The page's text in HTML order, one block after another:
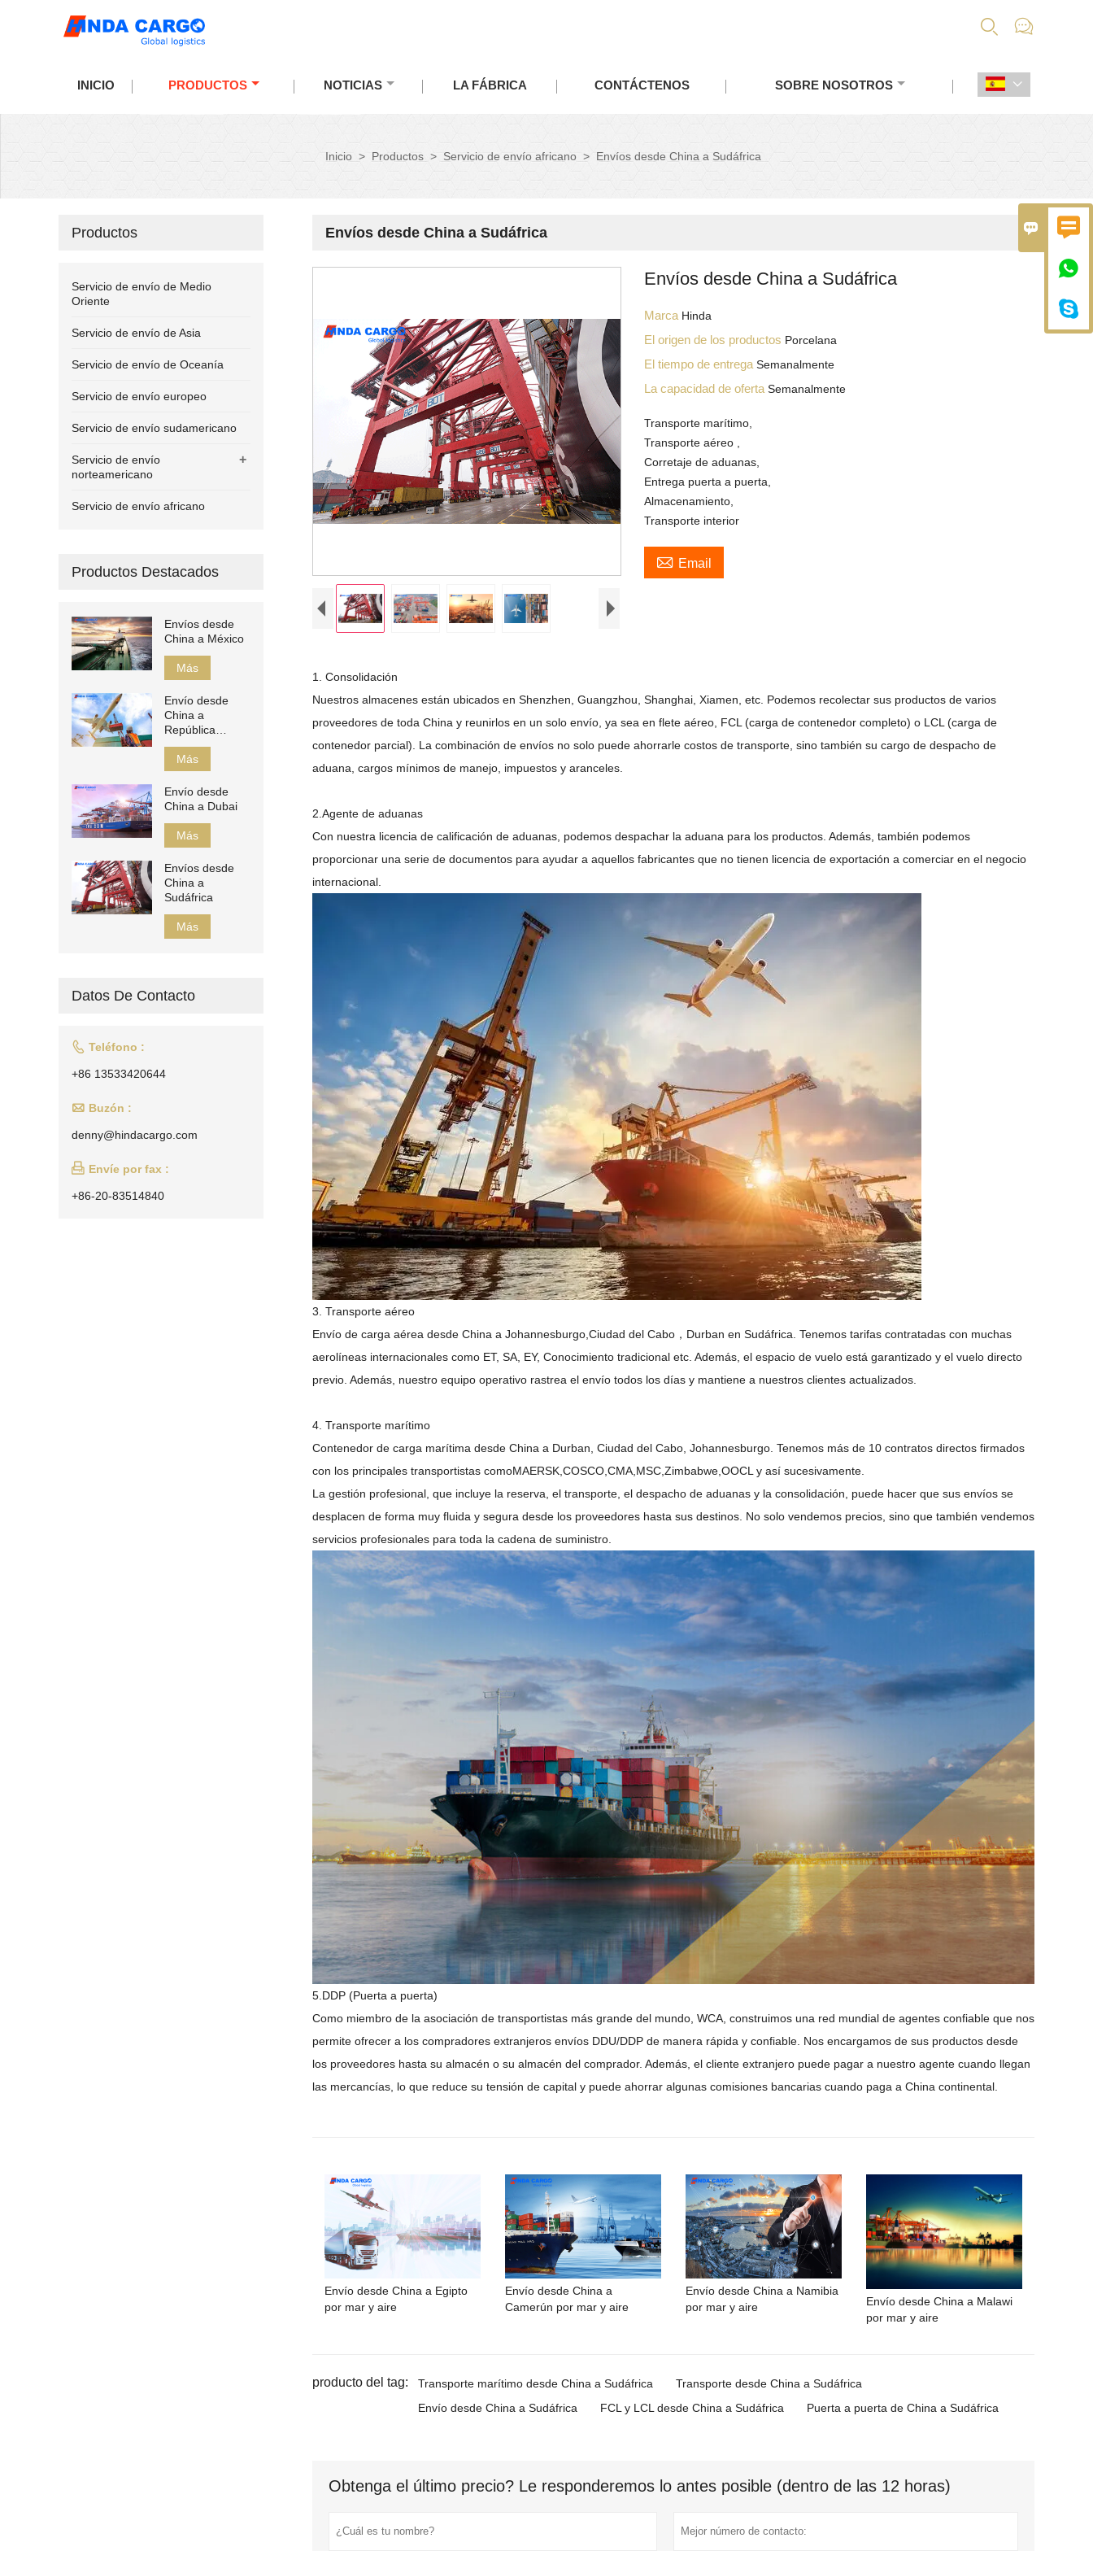
 


 
INICIO PRODUCTOS NOTICIAS LA FÁBRICA CONTÁCTENOS SOBRE NOSOTROS 
Inicio > Productos > Servicio de envío africano > Envíos desde China a Sudáfrica
Envíos desde China a Sudáfrica
Envíos desde China a Sudáfrica
Marca Hinda
El origen de los productos Porcelana
El tiempo de entregaSemanalmente
La capacidad de ofertaSemanalmente
Transporte marítimo,
Transporte aéreo ,
Corretaje de aduanas,
Entrega puerta a puerta,
Almacenamiento,
Transporte interior
 Email
1. Consolidación
Nuestros almacenes están ubicados en Shenzhen, Guangzhou, Shanghai, Xiamen, etc. Podemos recolectar sus productos de varios
proveedores de toda China y reunirlos en un solo envío, ya sea en flete aéreo, FCL (carga de contenedor completo) o LCL (carga de
contenedor parcial). La combinación de envíos no solo puede ahorrarle costos de transporte, sino también su cargo de despacho de
aduana, cargos mínimos de manejo, impuestos y aranceles.
2.Agente de aduanas
Con nuestra licencia de calificación de aduanas, podemos despachar la aduana para los productos. Además, también podemos
proporcionar una serie de documentos para ayudar a aquellos fabricantes que no tienen licencia de exportación a comerciar en el negocio
internacional.
3. Transporte aéreo
Envío de carga aérea desde China a Johannesburgo, Ciudad del Cabo ，Durban en Sudáfrica. Tenemos tarifas contratadas con muchas
aerolíneas internacionales como ET, SA, EY, Conocimiento tradicional etc. Además, el espacio de vuelo está garantizado y el vuelo directo
previo. Además, nuestro equipo operativo rastrea el envío todos los días y mantiene a nuestros clientes actualizados.
4. Transporte marítimo
Contenedor de carga marítima desde China a Durban, Ciudad del Cabo, Johannesburgo. Tenemos más de 10 contratos directos firmados
con los principales transportistas comoMAERSK ,COSCO,CMA,MSC ,Zimbabwe ,OOCL y así sucesivamente.
La gestión profesional, que incluye la reserva, el transporte, el despacho de aduanas y la consolidación, puede hacer que sus envíos se
desplacen de forma muy fluida y segura desde los proveedores hasta sus destinos. No solo vendemos precios, sino que también vendemos
servicios profesionales para toda la cadena de suministro.
5.DDP (Puerta a puerta)
Como miembro de la asociación de transportistas más grande del mundo, WCA, construimos una red mundial de agentes confiable que nos
permite ofrecer a los compradores extranjeros envíos DDU/DDP de manera rápida y confiable. Nos encargamos de sus productos desde
los proveedores hasta su almacén o su almacén del comprador. Además, el cliente extranjero puede pagar a nuestro agente cuando llegan
las mercancías, lo que reduce su tensión de capital y puede ahorrar algunas comisiones bancarias cuando paga a China continental.
Envío desde China a Egipto
por mar y aire
Envío desde China a
Camerún por mar y aire
Envío desde China a Namibia
por mar y aire
Envío desde China a Malawi
por mar y aire
producto del tag: Transporte marítimo desde China a Sudáfrica
Transporte desde China a Sudáfrica
Envío desde China a Sudáfrica
FCL y LCL desde China a Sudáfrica Puerta a puerta de China a Sudáfrica
Obtenga el último precio? Le responderemos lo antes posible (dentro de las 12 horas)
Productos
Servicio de envío de Medio
Oriente
Servicio de envío de Asia
Servicio de envío de Oceanía
Servicio de envío europeo
Servicio de envío sudamericano
+
Servicio de envío
norteamericano
Servicio de envío africano
Productos Destacados
Envíos desde
China a México
Más
Envío desde
China a
República
Checa
Más
Envío desde
China a Dubai
Más
Envíos desde
China a
Sudáfrica
Más
Datos De Contacto
 Teléfono :
+86 13533420644
 Buzón :
denny@hindacargo.com
 Envíe por fax :
+86-20-83514840